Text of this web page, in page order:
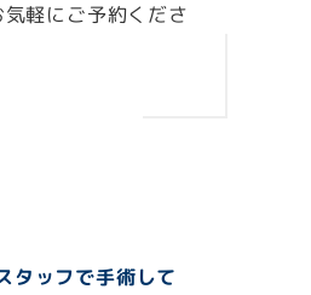
気軽にご予約くださ
タッフで手術して